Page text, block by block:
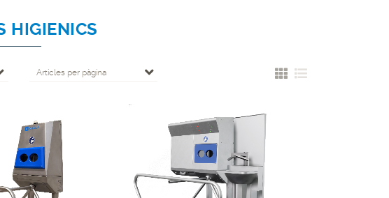
HIGIENICS
Articles per pàgina